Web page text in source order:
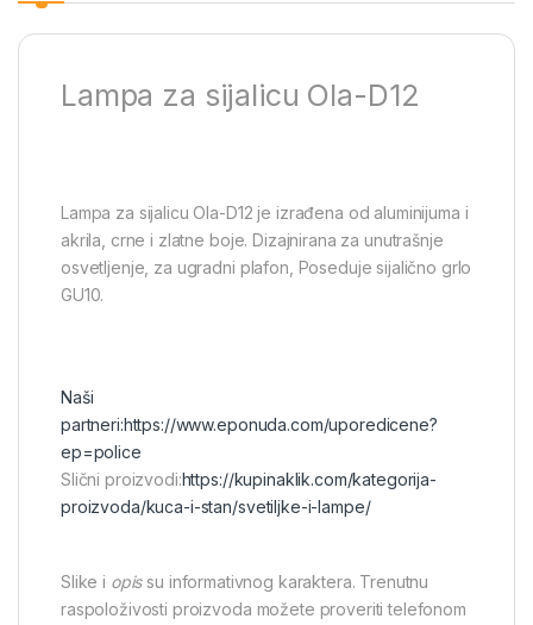
Lampa za sijalicu Ola-D12
Lampa za sijalicu Ola-D12 je izrađena od aluminijuma i
akrila, crne i zlatne boje. Dizajnirana za unutrašnje
osvetljenje, za ugradni plafon, Poseduje sijalično grlo
GU10.
Naši
partneri:https://www.eponuda.com/uporedicene?
ep=police
Slični proizvodi:https://kupinaklik.com/kategorija-
proizvoda/kuca-i-stan/svetiljke-i-lampe/
Slike i opissu informativnog karaktera. Trenutnu
raspoloživosti proizvoda možete proveriti telefonom